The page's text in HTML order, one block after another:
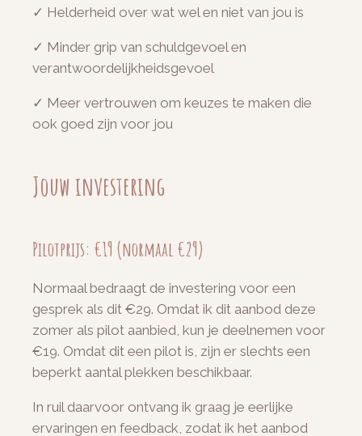
✓ Helderheid over wat wel en niet van jou is
✓ Minder grip van schuldgevoel en
verantwoordelijkheidsgevoel
✓ Meer vertrouwen om keuzes te maken die
ook goed zijn voor jou
Jouw investering
Pilotprijs: €19 (normaal €29)
Normaal bedraagt de investering voor een
gesprek als dit €29. Omdat ik dit aanbod deze
zomer als pilot aanbied, kun je deelnemen voor
€19. Omdat dit een pilot is, zijn er slechts een
beperkt aantal plekken beschikbaar.
In ruil daarvoor ontvang ik graag je eerlijke
ervaringen en feedback, zodat ik het aanbod